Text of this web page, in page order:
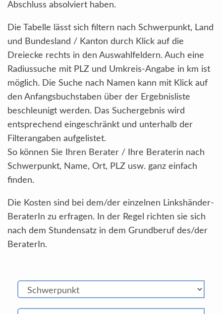
Abschluss absolviert haben.
Die Tabelle lässt sich filtern nach Schwerpunkt, Land
und Bundesland / Kanton durch Klick auf die
Dreiecke rechts in den Auswahlfeldern. Auch eine
Radiussuche mit PLZ und Umkreis-Angabe in km ist
möglich. Die Suche nach Namen kann mit Klick auf
den Anfangsbuchstaben über der Ergebnisliste
beschleunigt werden. Das Suchergebnis wird
entsprechend eingeschränkt und unterhalb der
Filterangaben aufgelistet.
So können Sie Ihren Berater / Ihre Beraterin nach
Schwerpunkt, Name, Ort, PLZ usw. ganz einfach
finden.
Die Kosten sind bei dem/der einzelnen Linkshänder-
BeraterIn zu erfragen. In der Regel richten sie sich
nach dem Stundensatz in dem Grundberuf des/der
BeraterIn.